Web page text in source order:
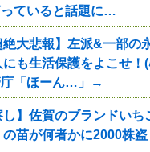
ていると話題に…
絶大悲報】左派&一部の
にも生活保護をよこせ！(
庁「ほーん…」→
し】佐賀のブランドいち
の苗が何者かに2000株